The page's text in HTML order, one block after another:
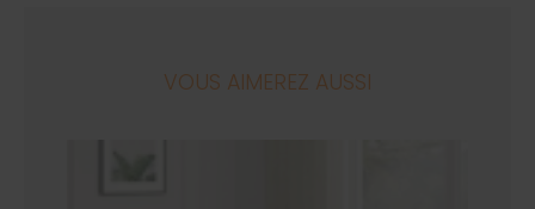
VOUS AIMEREZ AUSSI